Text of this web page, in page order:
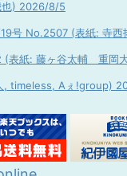
) 2026/8/5
号 No.2507 (表紙: 寺
(表紙: 藤ヶ谷太輔 重岡
, timeless, Aぇ!group)